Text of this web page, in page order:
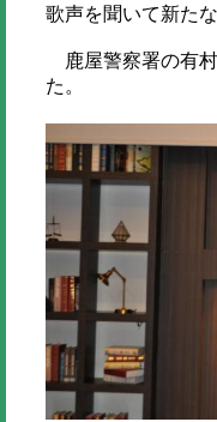
歌声を聞いて新た
鹿屋警察署の有
た。